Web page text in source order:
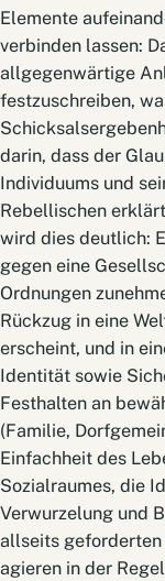
Elemente
verbinden lassen:
allgegenwärtige
festzuschreiben,
darin, dass der
Individuums und
Rebellischen
wird dies deutlich:
gegen eine
Ordnungen
Rückzug in eine
erscheint, und in
Identität sowie
Festhalten an
(Familie,
Einfachheit des
Sozialraumes, die
Verwurzelung und
allseits
agieren in der